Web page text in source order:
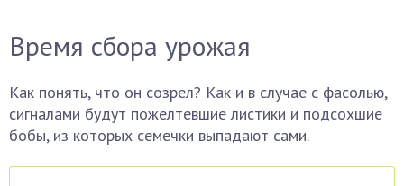
Время сбора урожая
Как понять, что он созрел? Как и в случае с фасолью,
сигналами будут пожелтевшие листики и подсохшие
бобы, из которых семечки выпадают сами.